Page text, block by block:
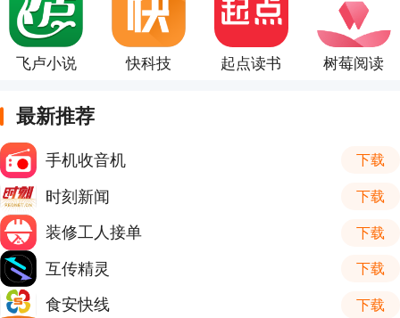
飞卢小说 快科技 起点读书 树莓阅读
最新推荐
手机收音机 下载
时刻新闻 下载
装修工人接单 下载
互传精灵 下载
食安快线 下载